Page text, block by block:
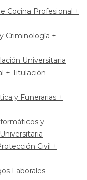
Cocina Profesional +
Criminología +
Universitaria
+ Titulación
y Funerarias +
y
Civil +
Laborales